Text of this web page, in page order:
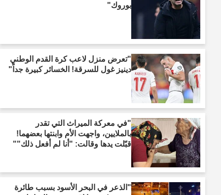
بوروك"
"تعرض منزل لاعب كرة القدم الوطني
دينيز غول للسرقة! الخسائر كبيرة جداً"
"في معركة الميراث التي تقدر
بالملايين، واجهت الأم وابنتها بعضهما!
قبّلت يدها وقالت: "أنا لم أفعل ذلك""
"الذعر في البحر الأسود بسبب طائرة